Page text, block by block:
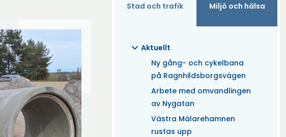
Stad och trafik Miljö och hälsa
expand_more Aktuellt
Ny gång- och cykelbana
på Ragnhildsborgsvägen
Arbete med omvandlingen
av Nygatan
Västra Mälarehamnen
rustas upp